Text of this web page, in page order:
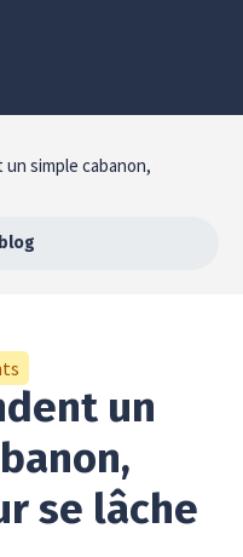
un simple cabanon,
un
se lâche